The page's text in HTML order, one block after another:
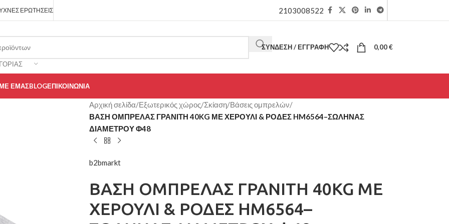
ΕΡΩΤΉΣΕΙΣ 2103008522
ΣΎΝΔΕΣΗ / ΕΓΓΡΑΦΉ 0,00€
ΕΜΆΣBLOGΕΠΙΚΟΙΝΩΝΊΑ
Αρχική σελίδα/Εξωτερικός χώρος/Σκίαση/Βάσεις ομπρελών/
ΒΑΣΗ ΟΜΠΡΕΛΑΣ ΓΡΑΝΙΤΗ 40KG ΜΕ ΧΕΡΟΥΛΙ & ΡΟΔΕΣ HM6564–ΣΩΛΗΝΑΣ
ΔΙΑΜΕΤΡΟΥ Φ48
b2bmarkt
ΒΑΣΗ ΟΜΠΡΕΛΑΣ ΓΡΑΝΙΤΗ 40KG ΜΕ
ΧΕΡΟΥΛΙ & ΡΟΔΕΣ HM6564–